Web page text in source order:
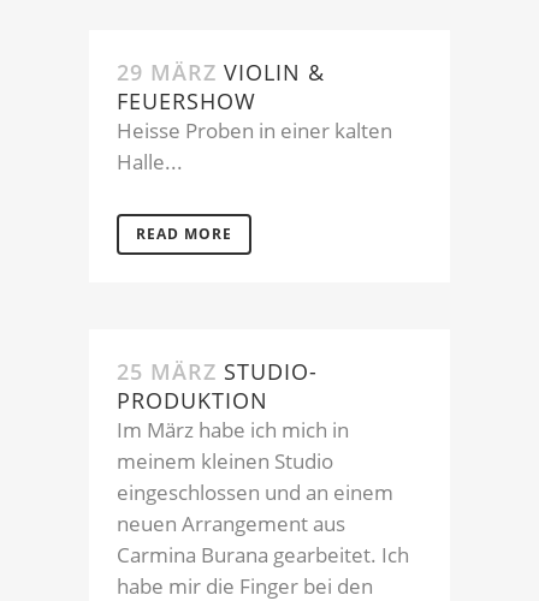
29 MÄRZ VIOLIN &
FEUERSHOW
Heisse Proben in einer kalten
Halle...
READ MORE
25 MÄRZ STUDIO-
PRODUKTION
Im März habe ich mich in
meinem kleinen Studio
eingeschlossen und an einem
neuen Arrangement aus
Carmina Burana gearbeitet. Ich
habe mir die Finger bei den